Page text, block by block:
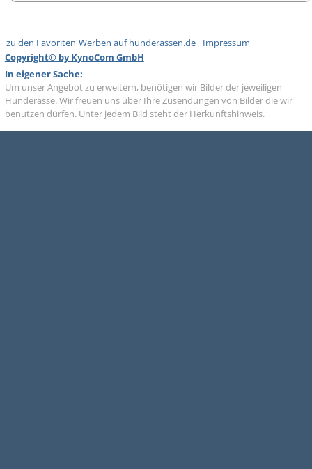
zu den Favoriten Werben auf hunderassen.de
Impressum
Copyright© by KynoCom GmbH
In eigener Sache:
Um unser Angebot zu erweitern, benötigen wir Bilder der jeweiligen
Hunderasse. Wir freuen uns über Ihre Zusendungen von Bilder die wir
benutzen dürfen. Unter jedem Bild steht der Herkunftshinweis.